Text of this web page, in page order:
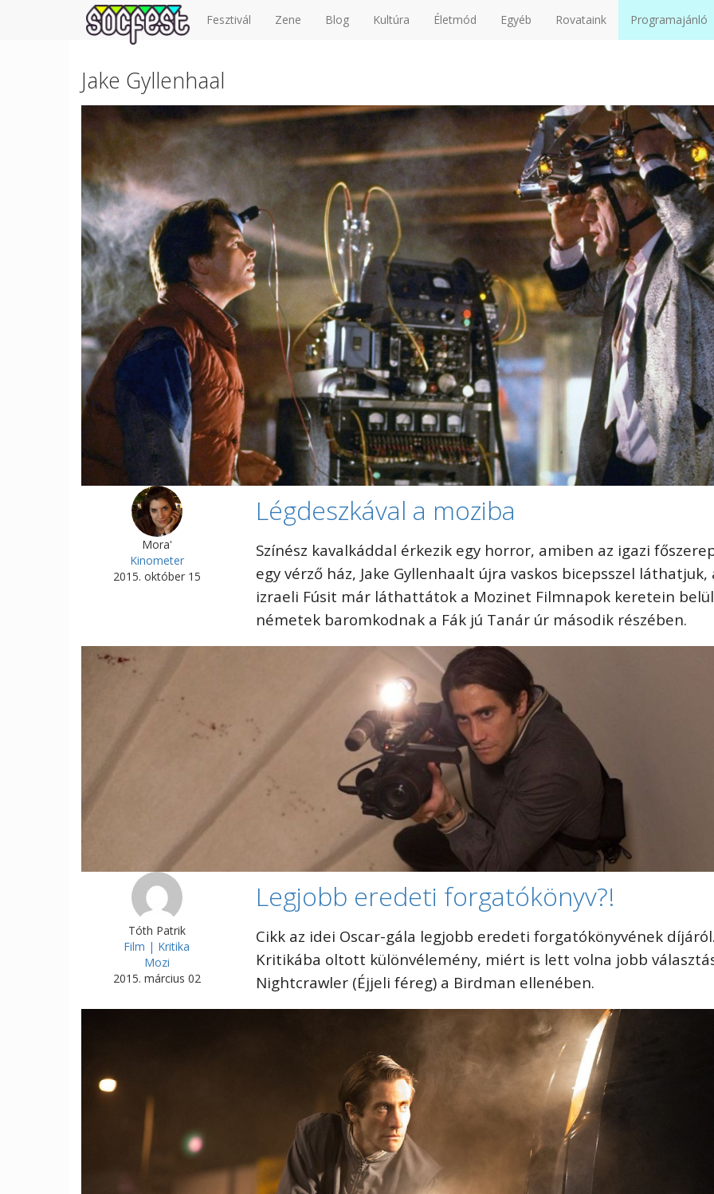
Fesztivál Zene Blog Kultúra Életmód Egyéb Rovataink Programajánló
Jake Gyllenhaal
Mora'
Kinometer
2015. október 15
Légdeszkával a moziba
Színész kavalkáddal érkezik egy horror, amiben az igazi
egy vérző ház, Jake Gyllenhaalt újra vaskos bicepsszel láthatjuk,
izraeli Fúsit már láthattátok a Mozinet Filmnapok keretein
németek baromkodnak a Fák jú Tanár úr második részében.
Tóth Patrik
Film | Kritika
Mozi
2015. március 02
Legjobb eredeti forgatókönyv?!
Cikk az idei Oscar-gála legjobb eredeti forgatókönyvének
Kritikába oltott különvélemény, miért is lett volna jobb
Nightcrawler (Éjjeli féreg) a Birdman ellenében.